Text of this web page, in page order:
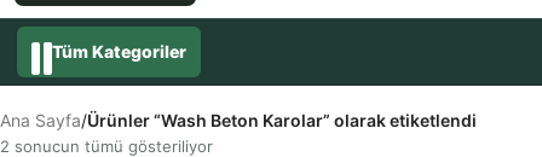
Tüm Kategoriler
Ana Sayfa/Ürünler “Wash Beton Karolar” olarak etiketlendi
2 sonucun tümü gösteriliyor